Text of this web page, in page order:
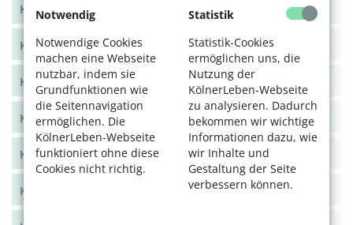
Notwendig
Notwendige Cookies
machen eine Webseite
nutzbar, indem sie
Grundfunktionen wie
die Seitennavigation
ermöglichen. Die
KölnerLeben-Webseite
funktioniert ohne diese
Cookies nicht richtig.
Statistik
Statistik-Cookies
ermöglichen uns, die
Nutzung der
KölnerLeben-Webseite
zu analysieren. Dadurch
bekommen wir wichtige
Informationen dazu, wie
wir Inhalte und
Gestaltung der Seite
verbessern können.
KölnerLeben Dez 20/Jan 21
KölnerLeben Okt/Nov 2020
KölnerLeben Aug/Sept 2020
KölnerLeben Juni/Juli 2020
KölnerLeben April/Mai 2020
KölnerLeben Feb/März 2020